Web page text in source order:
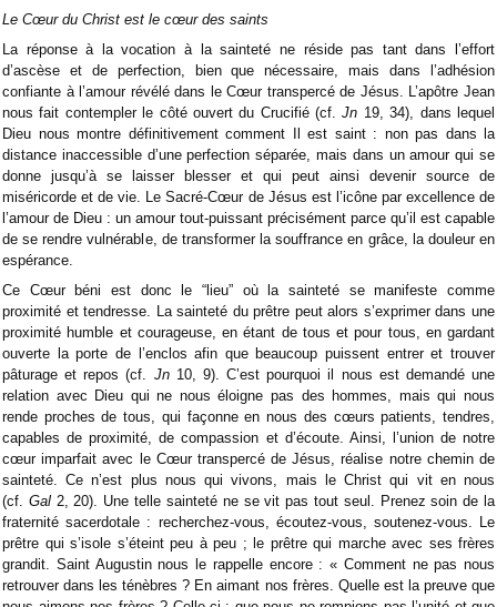
Le Cœur du Christ est le cœur des saints
La réponse à la vocation à la sainteté ne réside pas tant dans l’effort
d’ascèse et de perfection, bien que nécessaire, mais dans l’adhésion
confiante à l’amour révélé dans le Cœur transpercé de Jésus. L’apôtre Jean
nous fait contempler le côté ouvert du Crucifié (cf.Jn 19, 34), dans lequel
Dieu nous montre définitivement comment Il est saint : non pas dans la
distance inaccessible d’une perfection séparée, mais dans un amour qui se
donne jusqu’à se laisser blesser et qui peut ainsi devenir source de
miséricorde et de vie. Le Sacré-Cœur de Jésus est l’icône par excellence de
l’amour de Dieu : un amour tout-puissant précisément parce qu’il est capable
de se rendre vulnérable, de transformer la souffrance en grâce, la douleur en
espérance.
Ce Cœur béni est donc le “lieu” où la sainteté se manifeste comme
proximité et tendresse. La sainteté du prêtre peut alors s’exprimer dans une
proximité humble et courageuse, en étant de tous et pour tous, en gardant
ouverte la porte de l’enclos afin que beaucoup puissent entrer et trouver
pâturage et repos (cf. Jn10, 9). C’est pourquoi il nous est demandé une
relation avec Dieu qui ne nous éloigne pas des hommes, mais qui nous
rende proches de tous, qui façonne en nous des cœurs patients, tendres,
capables de proximité, de compassion et d’écoute. Ainsi, l’union de notre
cœur imparfait avec le Cœur transpercé de Jésus, réalise notre chemin de
sainteté. Ce n’est plus nous qui vivons, mais le Christ qui vit en nous
(cf. Gal2, 20). Une telle sainteté ne se vit pas tout seul. Prenez soin de la
fraternité sacerdotale : recherchez-vous, écoutez-vous, soutenez-vous. Le
prêtre qui s’isole s’éteint peu à peu ; le prêtre qui marche avec ses frères
grandit. Saint Augustin nous le rappelle encore : « Comment ne pas nous
retrouver dans les ténèbres ? En aimant nos frères. Quelle est la preuve que